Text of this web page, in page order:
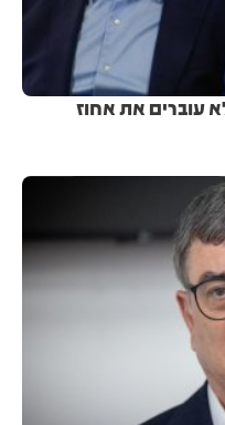
עוברים את אחוז